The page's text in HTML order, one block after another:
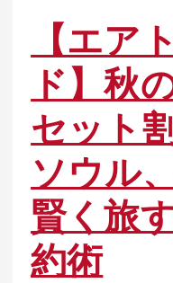
【エア
ド】秋
セット
ソウル
賢く旅
約術